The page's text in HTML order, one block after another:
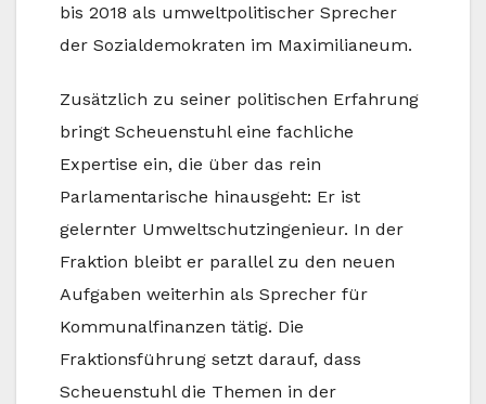
bis 2018 als umweltpolitischer Sprecher
der Sozialdemokraten im Maximilianeum.
Zusätzlich zu seiner politischen Erfahrung
bringt Scheuenstuhl eine fachliche
Expertise ein, die über das rein
Parlamentarische hinausgeht: Er ist
gelernter Umweltschutzingenieur. In der
Fraktion bleibt er parallel zu den neuen
Aufgaben weiterhin als Sprecher für
Kommunalfinanzen tätig. Die
Fraktionsführung setzt darauf, dass
Scheuenstuhl die Themen in der